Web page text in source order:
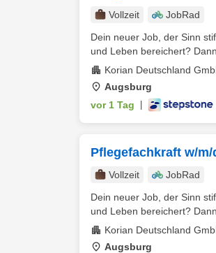
Vollzeit
JobRad
Dein neuer Job, der Sinn
und Leben bereichert?
Korian Deutschland
Augsburg
vor 1 Tag
Pflegefachkraft w/m/
Vollzeit
JobRad
Dein neuer Job, der Sinn
und Leben bereichert?
Korian Deutschland
Augsburg